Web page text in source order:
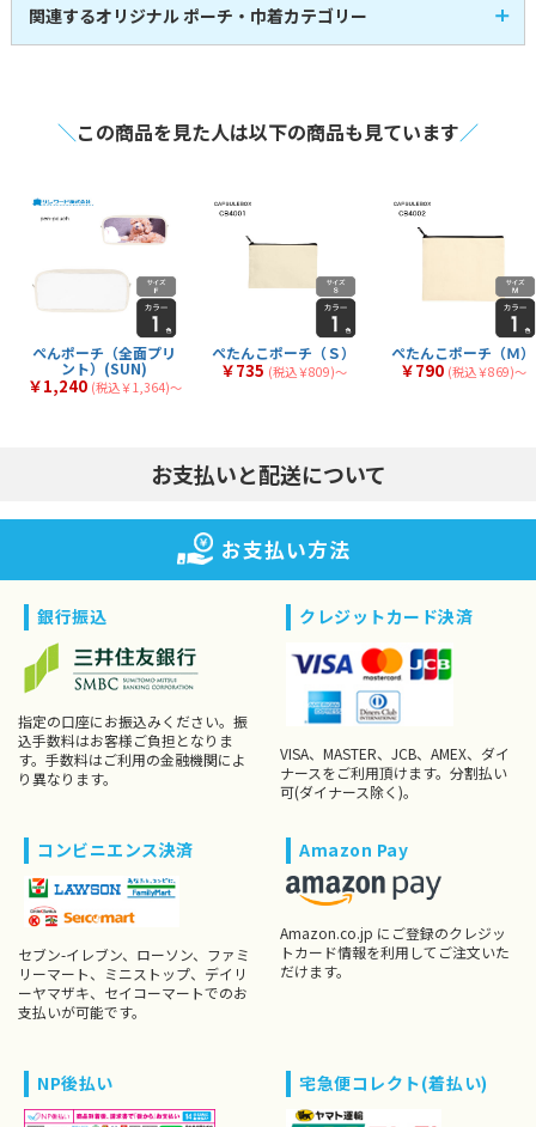
関連するオリジナル ポーチ・巾着カテゴリー
＼この商品を見た人は以下の商品も見ています／
ぺんポーチ（全面プリ
ント）(SUN)
￥1,240 (税込￥1,364)〜
ぺたんこポーチ（Ｓ）
￥735 (税込￥809)〜
ぺたんこポーチ（Ｍ）
￥790 (税込￥869)〜
お支払いと配送について
お支払い方法
銀行振込
指定の口座にお振込みください。振
込手数料はお客様ご負担となりま
す。手数料はご利用の金融機関によ
り異なります。
クレジットカード決済
VISA、MASTER、JCB、AMEX、ダイ
ナースをご利用頂けます。分割払い
可(ダイナース除く)。
コンビニエンス決済
セブン-イレブン、ローソン、ファミ
リーマート、ミニストップ、デイリ
ーヤマザキ、セイコーマートでのお
支払いが可能です。
Amazon Pay
Amazon.co.jp にご登録のクレジッ
トカード情報を利用してご注文いた
だけます。
NP後払い 宅急便コレクト(着払い)